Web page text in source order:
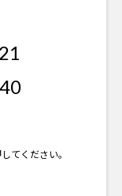
てください。